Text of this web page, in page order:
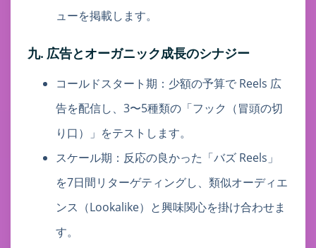
ューを掲載します。
九. 広告とオーガニック成長のシナジー
コールドスタート期：少額の予算で Reels 広
告を配信し、3〜5種類の「フック（冒頭の切
り口）」をテストします。
スケール期：反応の良かった「バズ Reels」
を7日間リターゲティングし、類似オーディエ
ンス（Lookalike）と興味関心を掛け合わせま
す。